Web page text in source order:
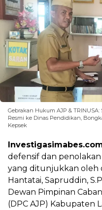
Gebrakan Hukum AJP &
Resmi ke Dinas Pendidikan,
Kepsek
defensif dan
yang ditunjukkan oleh
Hantatai, Sapruddin,
Dewan Pimpinan
(DPC AJP) Kabupaten